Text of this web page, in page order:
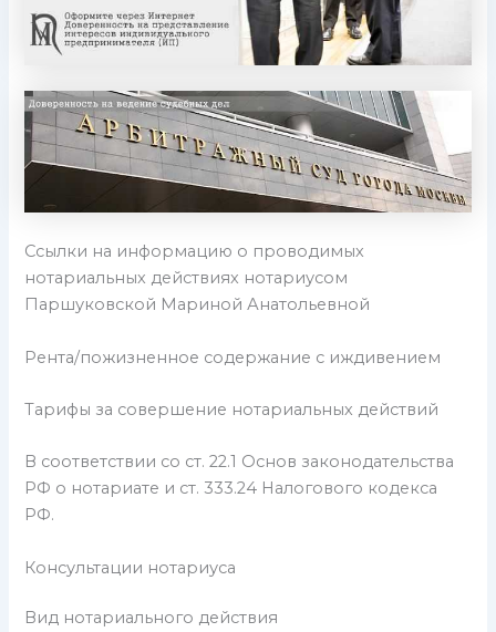
Ссылки на информацию о проводимых
нотариальных действиях нотариусом
Паршуковской Мариной Анатольевной
Рента/пожизненное содержание с иждивением
Тарифы за совершение нотариальных действий
В соответствии со ст. 22.1 Основ законодательства
РФ о нотариате и ст. 333.24 Налогового кодекса
РФ.
Консультации нотариуса
Вид нотариального действия